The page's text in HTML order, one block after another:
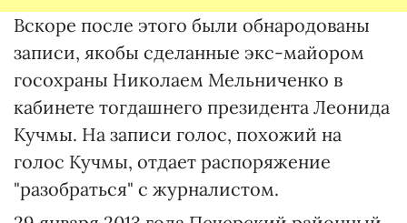
Вскоре после этого были обнародованы
записи, якобы сделанные экс-майором
госохраны Николаем Мельниченко в
кабинете тогдашнего президента Леонида
Кучмы. На записи голос, похожий на
голос Кучмы, отдает распоряжение
"разобраться" с журналистом.